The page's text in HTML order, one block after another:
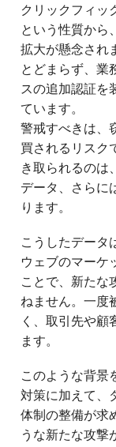
クリックフィッ
という性質から
拡大が懸念され
とどまらず、業
スの追加認証を
ています。
警戒すべきは、
買されるリスク
き取られるのは
データ、さらに
ります。
こうしたデータ
ウェブのマーケ
ことで、新たな
ねません。一度
く、取引先や顧
ます。
このような背景
対策に加えて、
体制の整備が求
うな新たな攻撃